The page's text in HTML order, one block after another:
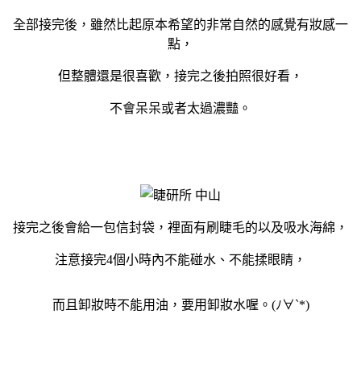
全部接完後，雖然比起原本希望的非常自然的感覺有妝感一
點，
但整體還是很喜歡，接完之後拍照很好看，
不會呆呆或者太過濃豔。
接完之後會給一包信封袋，裡面有刷睫毛的以及吸水海綿，
注意接完4個小時內不能碰水、不能揉眼睛，
而且卸妝時不能用油，要用卸妝水喔。(ﾉ∀`*)